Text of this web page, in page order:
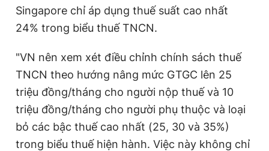
Singapore chỉ áp dụng thuế suất cao nhất
24% trong biểu thuế TNCN.
"VN nên xem xét điều chỉnh chính sách thuế
TNCN theo hướng nâng mức GTGC lên 25
triệu đồng/tháng cho người nộp thuế và 10
triệu đồng/tháng cho người phụ thuộc và loại
bỏ các bậc thuế cao nhất (25, 30 và 35%)
trong biểu thuế hiện hành. Việc này không chỉ